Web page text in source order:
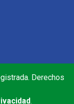
Derechos
.